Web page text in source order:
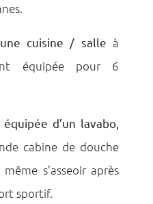
cuisine / salle à
équipée pour 6
d’un lavabo,
cabine de douche
s’asseoir après
sportif.